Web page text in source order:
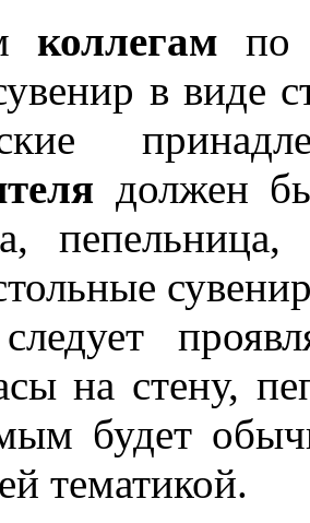
коллегам по
в виде
должен
на стену,
будет
тематикой.